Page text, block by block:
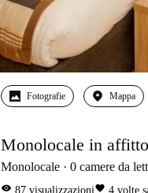
Fotografie Mappa
Monolocale in
Monolocale 0 camere da
visibility 87 visualizzazionifavorite 4 volte